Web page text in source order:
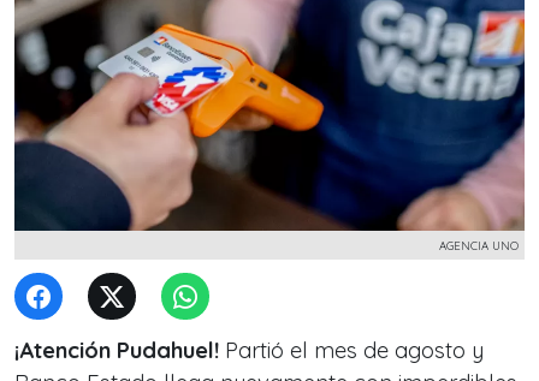
AGENCIA UNO
¡Atención Pudahuel! Partió el mes de agosto y